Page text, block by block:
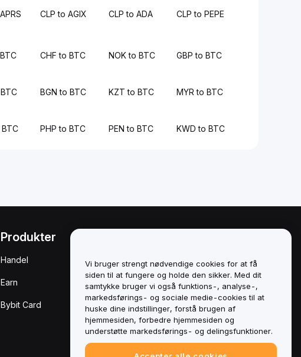
CLP to AGIX CLP to ADA CLP to PEPE
CHF to BTC NOK to BTC GBP to BTC
BGN to BTC KZT to BTC MYR to BTC
PHP to BTC PEN to BTC KWD to BTC
Produkter
Handel
Earn
Bybit Card
Politik om
interessekonflikter
Oversigt over politikken for
opbevaring og
administration
ESG-oplysninger
Crypto-Asset White Papers
Vi bruger strengt nødvendige cookies for at få
siden til at fungere og holde den sikker. Med dit
samtykke bruger vi også funktions-, analyse-,
markedsførings- og sociale medie-cookies til at
huske dine indstillinger, forstå brugen af
hjemmesiden, forbedre hjemmesiden og
understøtte markedsførings- og delingsfunktioner.